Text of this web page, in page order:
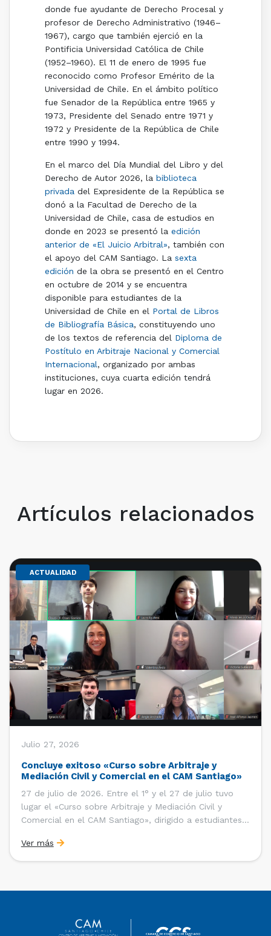
donde fue ayudante de Derecho Procesal y
profesor de Derecho Administrativo (1946–
1967), cargo que también ejerció en la
Pontificia Universidad Católica de Chile
(1952–1960). El 11 de enero de 1995 fue
reconocido como Profesor Emérito de la
Universidad de Chile. En el ámbito político
fue Senador de la República entre 1965 y
1973, Presidente del Senado entre 1971 y
1972 y Presidente de la República de Chile
entre 1990 y 1994.
En el marco del Día Mundial del Libro y del
Derecho de Autor 2026, la biblioteca
privada del Expresidente de la República se
donó a la Facultad de Derecho de la
Universidad de Chile, casa de estudios en
donde en 2023 se presentó la edición
anterior de «El Juicio Arbitral», también con
el apoyo del CAM Santiago. La sexta
edición de la obra se presentó en el Centro
en octubre de 2014 y se encuentra
disponible para estudiantes de la
Universidad de Chile en el Portal de Libros
de Bibliografía Básica, constituyendo uno
de los textos de referencia del Diploma de
Postítulo en Arbitraje Nacional y Comercial
Internacional, organizado por ambas
instituciones, cuya cuarta edición tendrá
lugar en 2026.
Artículos relacionados
ACTUALIDAD
Julio 27, 2026
Concluye exitoso «Curso sobre Arbitraje y
Mediación Civil y Comercial en el CAM Santiago»
27 de julio de 2026. Entre el 1° y el 27 de julio tuvo
lugar el «Curso sobre Arbitraje y Mediación Civil y
Comercial en el CAM Santiago», dirigido a estudiantes,
entre 2023 y 2025 ganaron el «Pre-Moot del CAM
Santiago», […]
Ver más